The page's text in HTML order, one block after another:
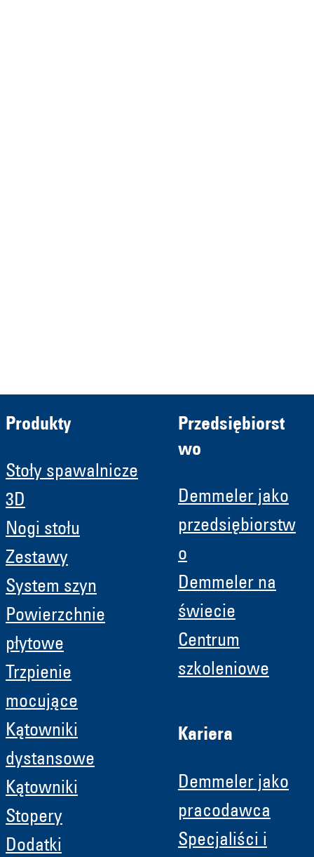
Produkty
Stoły spawalnicze
3D
Nogi stołu
Zestawy
System szyn
Powierzchnie
płytowe
Trzpienie
mocujące
Kątowniki
dystansowe
Kątowniki
Stopery
Dodatki
Przedsiębiorst
wo
Demmeler jako
przedsiębiorstw
o
Demmeler na
świecie
Centrum
szkoleniowe
Kariera
Demmeler jako
pracodawca
Specjaliści i